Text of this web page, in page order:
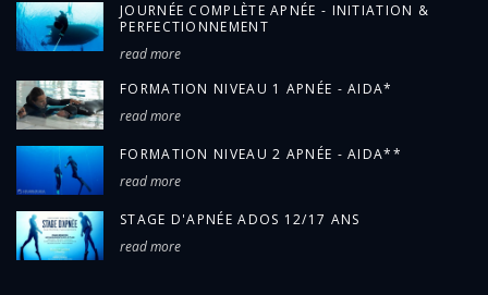
JOURNÉE COMPLÈTE APNÉE - INITIATION &
PERFECTIONNEMENT
read more
FORMATION NIVEAU 1 APNÉE - AIDA*
read more
FORMATION NIVEAU 2 APNÉE - AIDA**
read more
STAGE D'APNÉE ADOS 12/17 ANS
read more